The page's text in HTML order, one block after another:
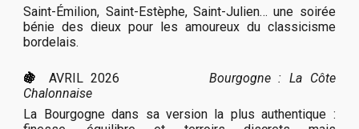
Saint-Émilion, Saint-Estèphe, Saint-Julien… une soirée
bénie des dieux pour les amoureux du classicisme
bordelais.
🍇 AVRIL 2026
Bourgogne : La Côte
Chalonnaise
La Bourgogne dans sa version la plus authentique :